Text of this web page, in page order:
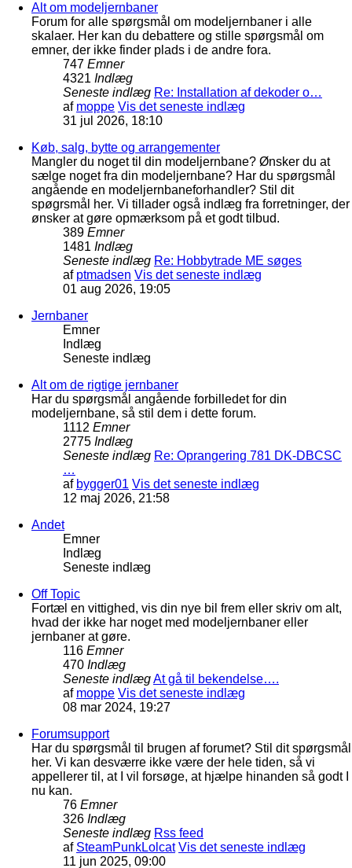
Alt om modeljernbaner
Forum for alle spørgsmål om modeljernbaner i alle
skalaer. Her kan du debattere og stille spørgsmål om
emner, der ikke finder plads i de andre fora.
747 Emner
4321 Indlæg
Seneste indlæg Re: Installation af dekoder o…
af moppe Vis det seneste indlæg
31 jul 2026, 18:10
Køb, salg, bytte og arrangementer
Mangler du noget til din modeljernbane? Ønsker du at
sælge noget fra din modeljernbane? Har du spørgsmål
angående en modeljernbaneforhandler? Stil dit
spøgrsmål her. Vi tillader også indlæg fra forretninger, der
ønsker at gøre opmærksom på et godt tilbud.
389 Emner
1481 Indlæg
Seneste indlæg Re: Hobbytrade ME søges
af ptmadsen Vis det seneste indlæg
01 aug 2026, 19:05
Jernbaner
Emner
Indlæg
Seneste indlæg
Alt om de rigtige jernbaner
Har du spørgsmål angående forbilledet for din
modeljernbane, så stil dem i dette forum.
1112 Emner
2775 Indlæg
Seneste indlæg Re: Oprangering 781 DK-DBCSC
…
af bygger01 Vis det seneste indlæg
12 maj 2026, 21:58
Andet
Emner
Indlæg
Seneste indlæg
Off Topic
Fortæl en vittighed, vis din nye bil frem eller skriv om alt,
hvad der ikke har noget med modeljernbaner eller
jernbaner at gøre.
116 Emner
470 Indlæg
Seneste indlægAt gå til bekendelse….
af moppe Vis det seneste indlæg
08 mar 2024, 19:27
Forumsupport
Har du spørgsmål til brugen af forumet? Stil dit spørgsmål
her. Vi kan desværre ikke være der hele tiden, så vi
appellerer til, at I vil forsøge, at hjælpe hinanden så godt I
nu kan.
76 Emner
326 Indlæg
Seneste indlæg Rss feed
af SteamPunkLolcat Vis det seneste indlæg
11 jun 2025, 09:00